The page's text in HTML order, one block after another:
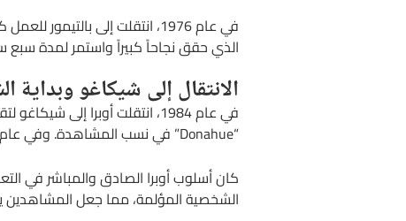
الذي حقق نجاحاً كبيراً واستمر لمدة سبع
الانتقال إلى شيكاغو وبداية
“Donahue” في نسب المشاهدة. وفي عام 1985، تم تغيير اسم البرنامج إلى “The Oprah Winfrey Show”، وبدأ بثه على المستوى الوطني.
كان أسلوب أوبرا الصادق والمباشر في
الشخصية المؤلمة، مما جعل المشاهدين